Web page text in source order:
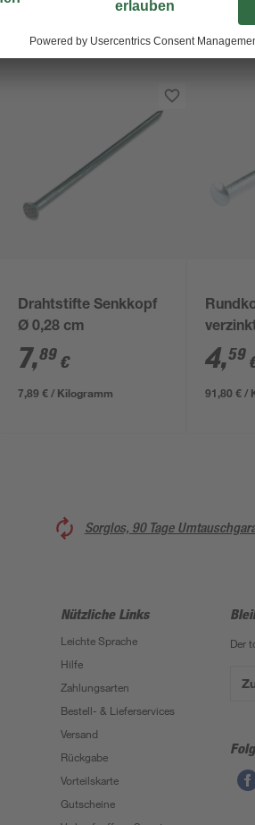
Drahtstifte Senkkopf
Ø 0,28 cm
7,89 €
7,89 € / Kilogramm
4,59
91,80 € /
Sorglos, 90 Tage
Nützliche Links
Leichte Sprache
Hilfe
Zahlungsarten
Bestell- & Lieferservices
Versand
Rückgabe
Vorteilskarte
Gutscheine
Der